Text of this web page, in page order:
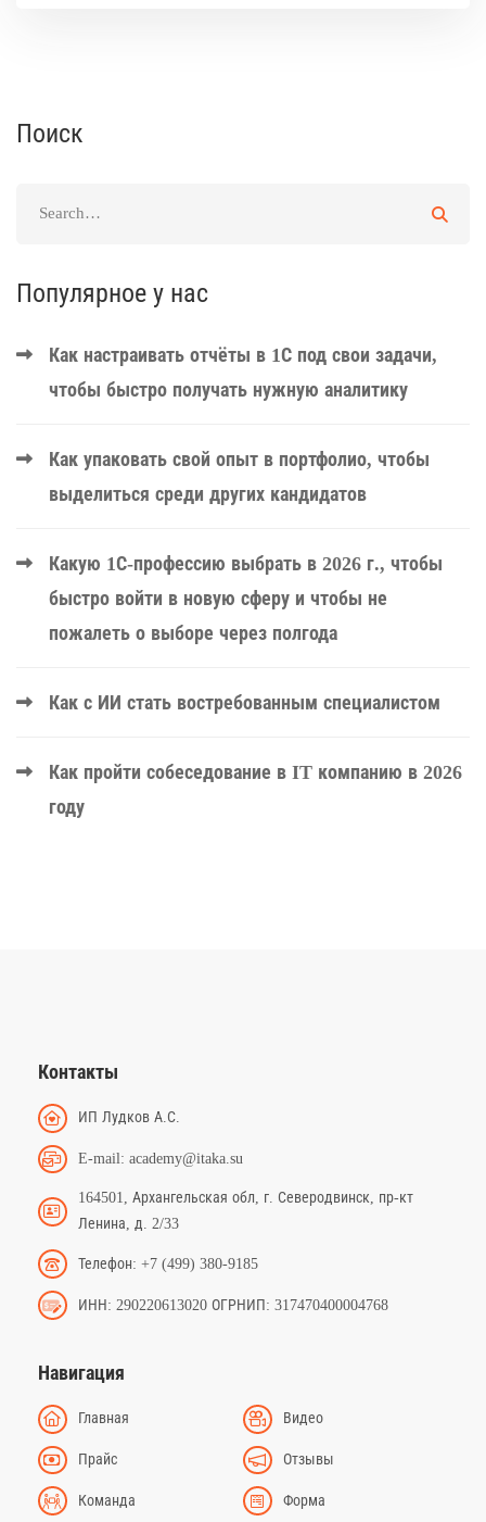
Поиск
Популярное у нас
Как настраивать отчёты в 1С под свои задачи,
чтобы быстро получать нужную аналитику
Как упаковать свой опыт в портфолио, чтобы
выделиться среди других кандидатов
Какую 1С-профессию выбрать в 2026 г., чтобы
быстро войти в новую сферу и чтобы не
пожалеть о выборе через полгода
Как с ИИ стать востребованным специалистом
Как пройти собеседование в IT компанию в 2026
году
Контакты
ИП Лудков А.С.
E-mail: academy@itaka.su
164501, Архангельская обл, г. Северодвинск, пр-кт
Ленина, д. 2/33
Телефон: +7 (499) 380-9185
ИНН: 290220613020 ОГРНИП: 317470400004768
Навигация
Главная Видео
Прайс Отзывы
Команда Форма